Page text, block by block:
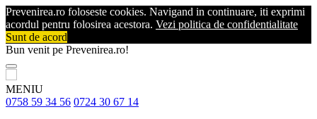
Prevenirea.ro foloseste cookies. Navigand in continuare, iti exprimi
acordul pentru folosirea acestora. Vezi politica de confidentialitate
Sunt de acord
Bun venit pe Prevenirea.ro!
MENIU
0758 59 34 56 0724 30 67 14